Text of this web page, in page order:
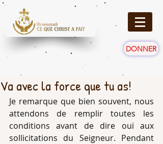
DONNER
Va avec la force que tu as!
Je remarque que bien souvent, nous
attendons de remplir toutes les
conditions avant de dire oui aux
sollicitations du Seigneur. Pendant